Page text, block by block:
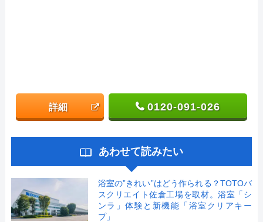
詳細 0120-091-026
あわせて読みたい
浴室の”きれい”はどう作られる？TOTOバ
スクリエイト佐倉工場を取材。浴室「シ
ンラ」体験と新機能「浴室クリアキー
プ」